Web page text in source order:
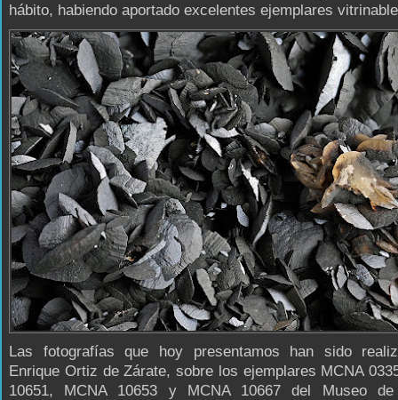
hábito, habiendo aportado excelentes ejemplares
Las fotografías que hoy presentamos han sido
Enrique Ortiz de Zárate, sobre los ejemplares MCNA
10651, MCNA 10653 y MCNA 10667 del Museo de